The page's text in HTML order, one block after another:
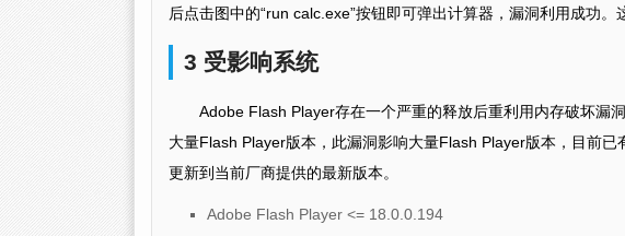
后点击图中的“run calc.exe”按钮即可弹出计算器，漏洞利用成功
3 受影响系统
Adobe Flash Player存在一个严重的释放后重利用内存破坏漏
大量Flash Player版本，此漏洞影响大量Flash Player版本，目前
更新到当前厂商提供的最新版本。
Adobe Flash Player <= 18.0.0.194